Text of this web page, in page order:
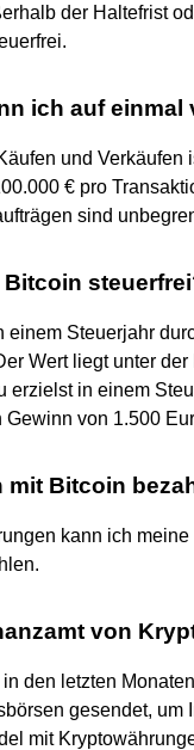
der Haltefrist
ich auf einmal
und Verkäufen
€ pro
sind
einem Steuerjahr
Wert liegt unter
erzielst in einem
von 1.500
mit Bitcoin
kann ich
von
den letzten
gesendet,
mit